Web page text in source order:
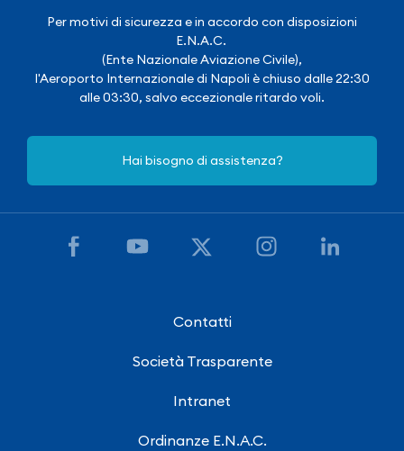
Per motivi di sicurezza e in accordo con disposizioni
E.N.A.C.
(Ente Nazionale Aviazione Civile),
l'Aeroporto Internazionale di Napoli è chiuso dalle 22:30
alle 03:30, salvo eccezionale ritardo voli.
Hai bisogno di assistenza?
Contatti
Società Trasparente
Intranet
Ordinanze E.N.A.C.